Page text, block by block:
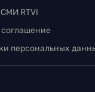
RTVI
соглашение
персональных